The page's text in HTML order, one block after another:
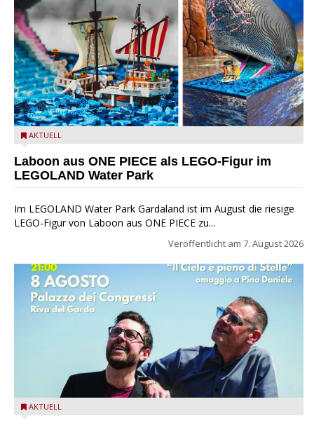
Laboon aus ONE PIECE als LEGO-Figur im LEGOLAND Water
AKTUELL
Laboon aus ONE PIECE als LEGO-Figur im
LEGOLAND Water Park
Im LEGOLAND Water Park Gardaland ist im August die riesige
LEGO-Figur von Laboon aus ONE PIECE zu...
Veröffentlicht am 7. August 2026
Fabrizio Bosso & Julian Oliver Mazzariello zu Gast beim Garda
AKTUELL